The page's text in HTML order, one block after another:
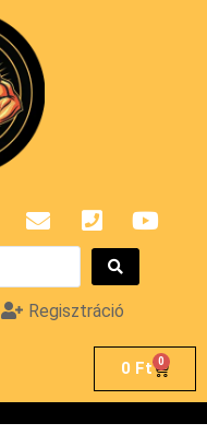
Regisztráció
0 Ft 0